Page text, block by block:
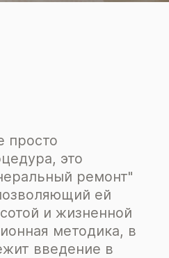
просто
это
ремонт"
ей
и жизненной
методика, в
введение в